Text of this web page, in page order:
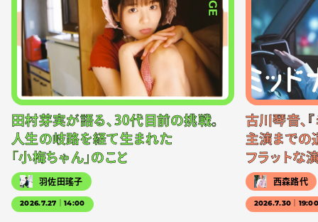
田村芽実が語る、30代目前の挑戦。
人生の岐路を経て生まれた
「小梅ちゃん」のこと
羽佐田瑤子
2026.7.27｜14:00
古川琴音、
主演までの
フラットな
西森路代
2026.7.30｜